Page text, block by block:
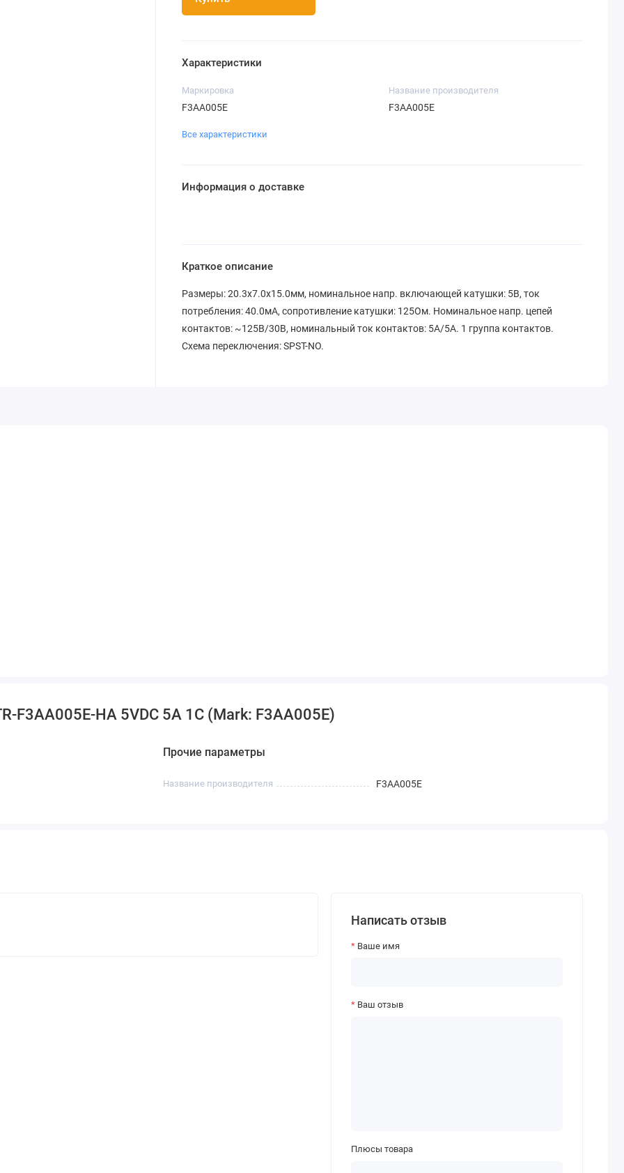
Характеристики
Маркировка
F3AA005E
Название производителя
F3AA005E
Все характеристики
Информация о доставке
Краткое описание
Размеры: 20.3x7.0x15.0мм, номинальное напр. включающей катушки: 5В, ток
потребления: 40.0мА, сопротивление катушки: 125Ом. Номинальное напр. цепей
контактов: ~125В/30В, номинальный ток контактов: 5А/5A. 1 группа контактов.
Схема переключения: SPST-NO.
F3AA005E-HA 5VDC 5A 1C (Mark: F3AA005E)
Прочие параметры
Название производителя F3AA005E
Написать отзыв
Ваше имя
Ваш отзыв
Плюсы товара